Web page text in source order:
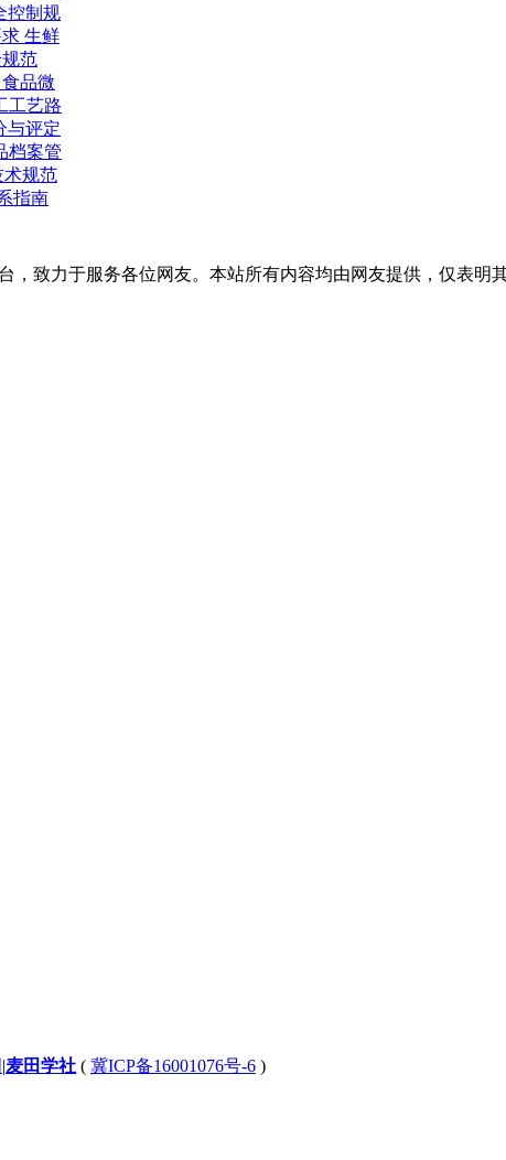
控制规
生鲜
范
品微
工艺路
与评定
档案管
术规范
指南
，致力于服务各位网友。本站所有内容均由网友提供，仅表
|麦田学社 ( 冀ICP备16001076号-6 )